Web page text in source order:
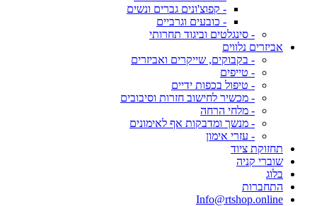
- קפוצ'ונים גברים ונשים
- כובעים וגרביים
- סינגלטים וביגוד תחרותי
אביזרים נלווים
- בקבוקים, שייקרים ואביזרים
- טייפים
- טיפול בכפות ידיים
- מכשיר לחישוב חזרות וסיבובים
- מלחי הרחה
- מנשך ומדבקות אף לאימונים
- עזרי אימון
תחזוקת ציוד
שוברי קניה
בלוג
התחברות
Info@rtshop.online